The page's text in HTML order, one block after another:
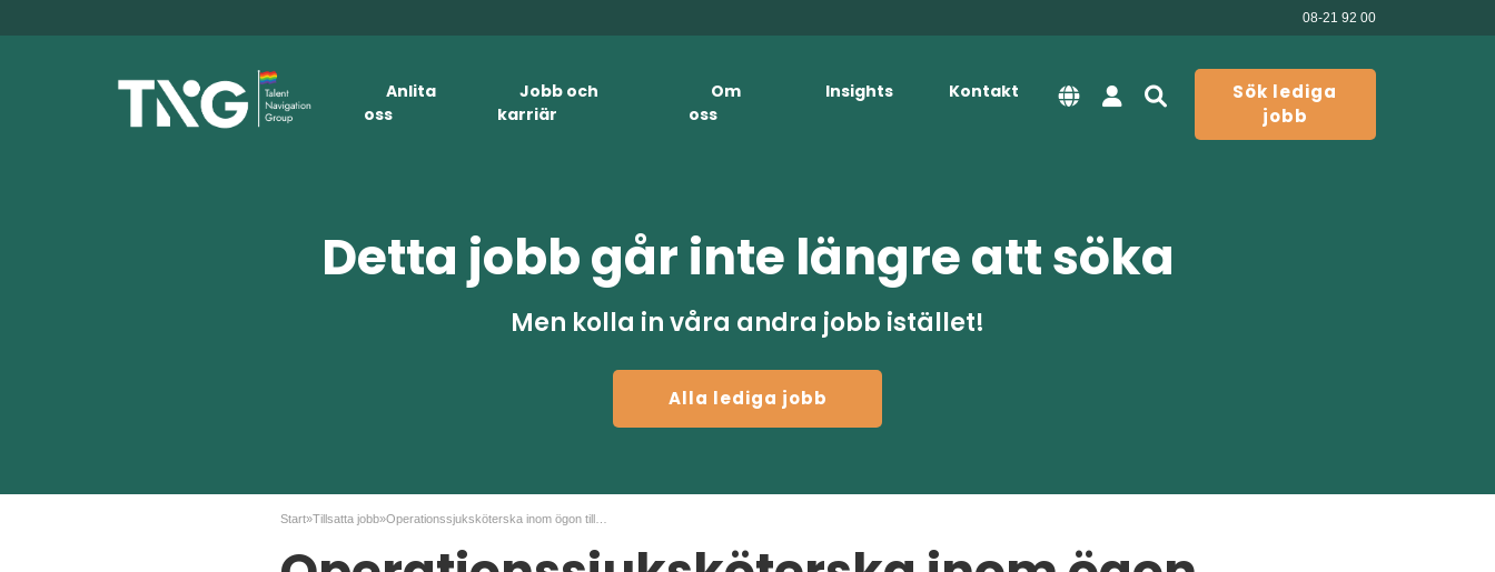
08-21 92 00
Anlita
oss
Jobb och
karriär
Om
oss
Insights Kontakt
Sök lediga
jobb
Detta jobb går inte längre att söka
Men kolla in våra andra jobb istället!
Alla lediga jobb
Start»Tillsatta jobb»